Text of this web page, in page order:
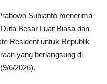
Subianto menerima
Besar Luar Biasa dan
Resident untuk Republik
yang berlangsung di
6/2026).